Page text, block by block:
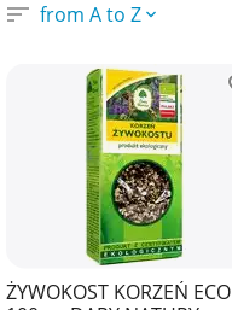
from A to Z
ŻYWOKOST KORZEŃ ECO